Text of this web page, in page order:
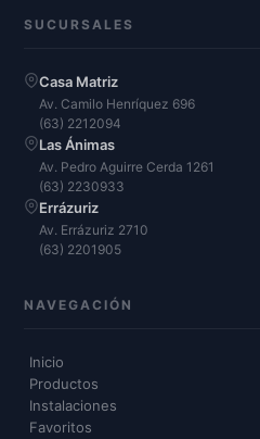
SUCURSALES
Casa Matriz
Av. Camilo Henríquez 696
(63) 2212094
Las Ánimas
Av. Pedro Aguirre Cerda 1261
(63) 2230933
Errázuriz
Av. Errázuriz 2710
(63) 2201905
NAVEGACIÓN
Inicio
Productos
Instalaciones
Favoritos